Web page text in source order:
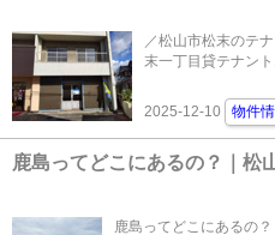
／松山市松末のテ
末一丁目貸テナン
2025-12-10 物件
鹿島ってどこにあるの？｜松
鹿島ってどこにあるの